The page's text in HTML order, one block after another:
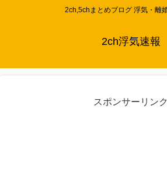
2ch,5chまとめブログ 浮気・離
2ch浮気速報
スポンサーリンク